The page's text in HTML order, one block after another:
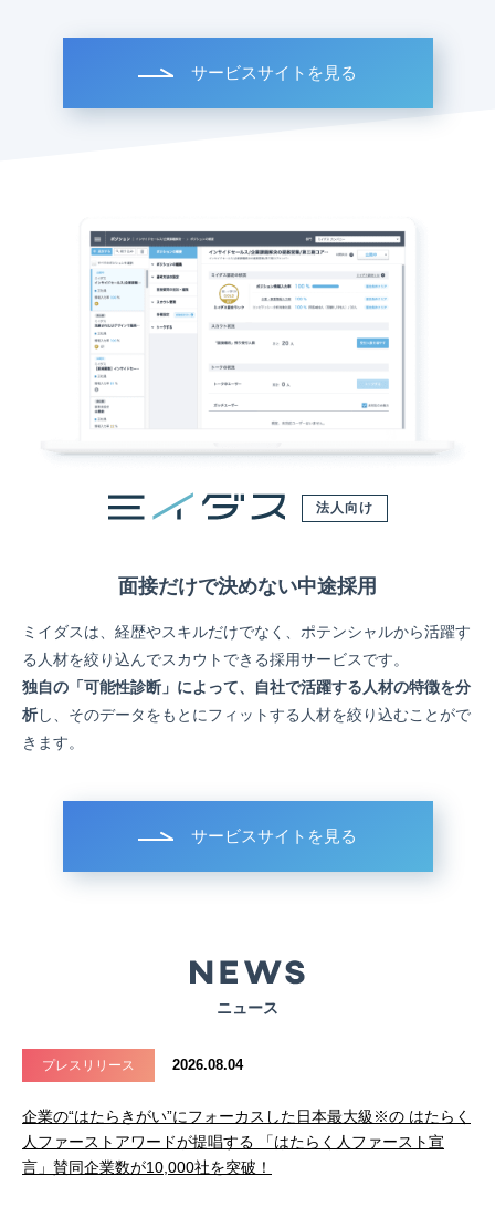
サービスサイトを見る
法人向け
面接だけで決めない中途採用
ミイダスは、経歴やスキルだけでなく、ポテンシャルから活躍す
る人材を絞り込んでスカウトできる採用サービスです。
独自の「可能性診断」によって、自社で活躍する人材の特徴を分
析し、そのデータをもとにフィットする人材を絞り込むことがで
きます。
サービスサイトを見る
ニュース
プレスリリース 2026.08.04
企業の“はたらきがい”にフォーカスした日本最大級※の はたらく
人ファーストアワードが提唱する 「はたらく人ファースト宣
言」賛同企業数が10,000社を突破！